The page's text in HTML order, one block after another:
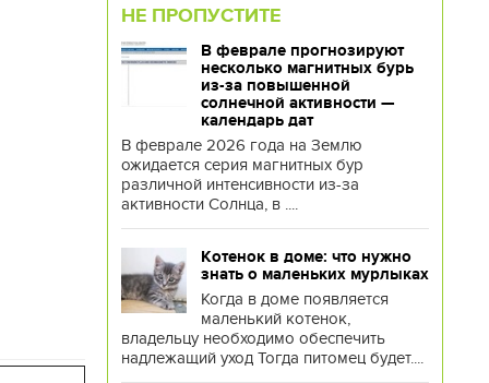
НЕ ПРОПУСТИТЕ
В феврале прогнозируют
несколько магнитных бурь
из-за повышенной
солнечной активности —
календарь дат
В феврале 2026 года на Землю
ожидается серия магнитных бур
различной интенсивности из-за
активности Солнца, в ....
Котенок в доме: что нужно
знать о маленьких мурлыках
Когда в доме появляется
маленький котенок,
владельцу необходимо обеспечить
надлежащий уход Тогда питомец будет....